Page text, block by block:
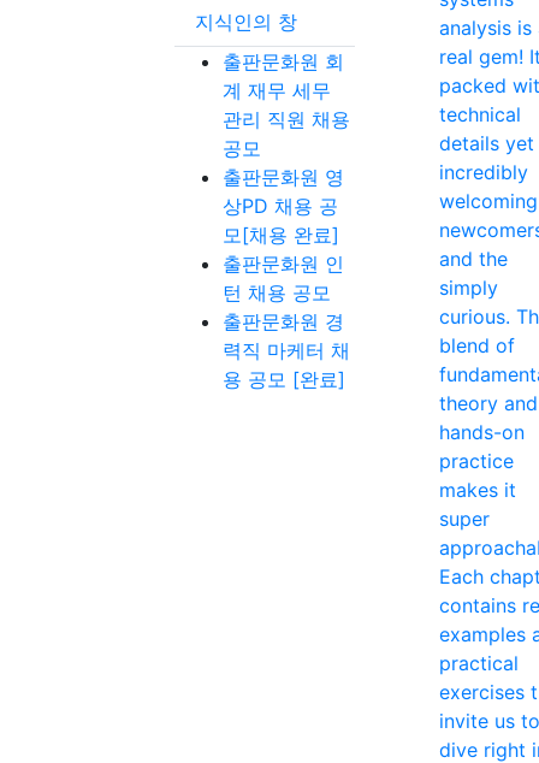
지식인의 창
출판문화원 회
계 재무 세무
관리 직원 채용
공모
출판문화원 영
상PD 채용 공
모[채용 완료]
출판문화원 인
턴 채용 공모
출판문화원 경
력직 마케터 채
용 공모 [완료]
analysis is
real gem!
packed
technical
details yet
incredibly
and the
simply
curious.
blend of
theory and
hands-on
practice
makes it
super
Each
contains
examples
practical
exercises
invite us to
dive right